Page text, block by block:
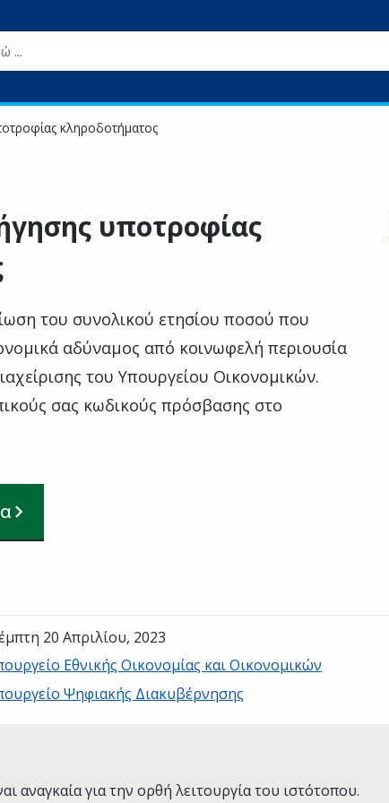
αναγκαία για την ορθή λειτουργία του ιστότοπου.
κληροδοτήματος
υποτροφίας
του συνολικού ετησίου ποσού που
αδύναμος από κοινωφελή περιουσία
του Υπουργείου Οικονομικών.
σας κωδικούς πρόσβασης στο
20 Απριλίου, 2023
Εθνικής Οικονομίας και Οικονομικών
Ψηφιακής Διακυβέρνησης